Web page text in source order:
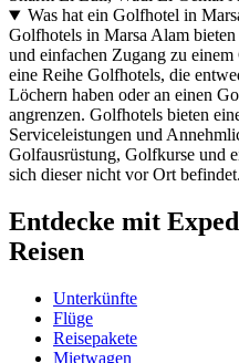
Was hat ein Golfhotel in
Golfhotels in Marsa Alam
und einfachen Zugang zu
eine Reihe Golfhotels, die
Löchern haben oder an einen
angrenzen. Golfhotels bieten
Serviceleistungen und
Golfausrüstung, Golfkurse und
sich dieser nicht vor Ort befindet.
Entdecke mit
Reisen
Unterkünfte
Flüge
Reisepakete
Mietwagen